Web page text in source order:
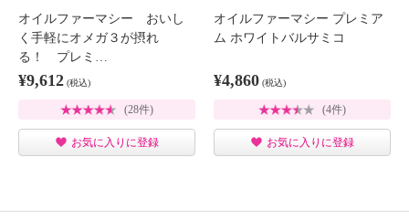
オイルファーマシー おいし
く手軽にオメガ３が摂れ
る！ プレミ…
¥9,612 (税込)
(28件)
お気に入りに登録
オイルファーマシー プレミア
ム ホワイトバルサミコ
¥4,860 (税込)
(4件)
お気に入りに登録